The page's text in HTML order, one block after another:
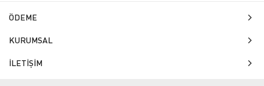
ÖDEME
KURUMSAL
İLETİŞİM